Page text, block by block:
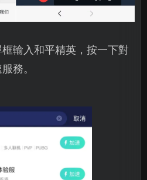
輸入和平精英，按一下對
務。